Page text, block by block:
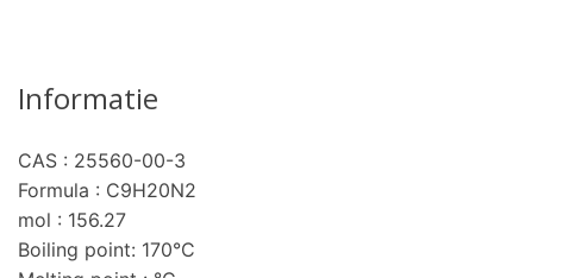
Informatie
CAS : 25560-00-3
Formula : C9H20N2
mol : 156.27
Boiling point: 170°C